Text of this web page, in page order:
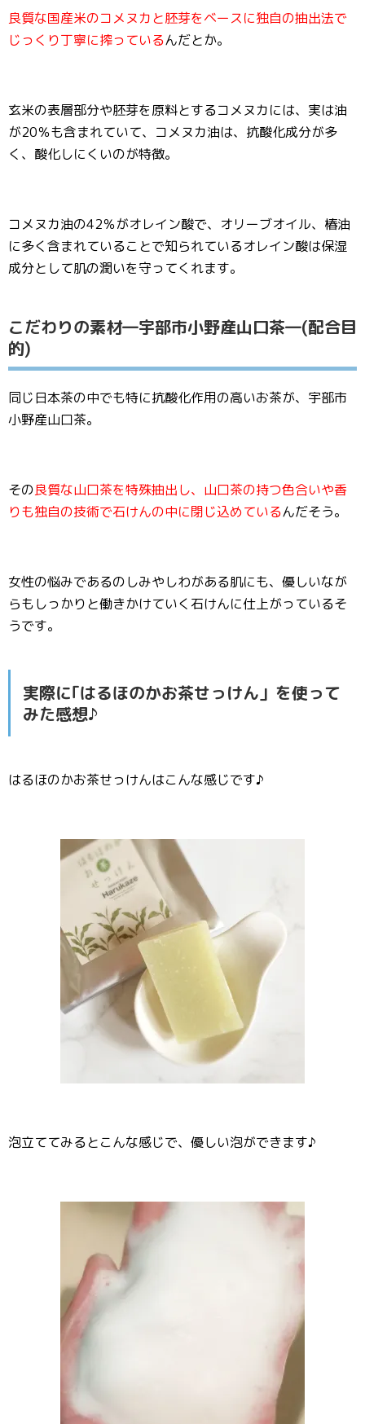
良質な国産米のコメヌカと胚芽をベースに独自の抽出法で
じっくり丁寧に搾っているんだとか。
玄米の表層部分や胚芽を原料とするコメヌカには、実は油
が20％も含まれていて、コメヌカ油は、抗酸化成分が多
く、酸化しにくいのが特徴。
コメヌカ油の42％がオレイン酸で、オリーブオイル、椿油
に多く含まれていることで知られているオレイン酸は保湿
成分として肌の潤いを守ってくれます。
こだわりの素材―宇部市小野産山口茶―(配合目
的)
同じ日本茶の中でも特に抗酸化作用の高いお茶が、宇部市
小野産山口茶。
その良質な山口茶を特殊抽出し、山口茶の持つ色合いや香
りも独自の技術で石けんの中に閉じ込めているんだそう。
女性の悩みであるのしみやしわがある肌にも、優しいなが
らもしっかりと働きかけていく石けんに仕上がっているそ
うです。
実際に｢はるほのかお茶せっけん」を使って
みた感想♪
はるほのかお茶せっけんはこんな感じです♪
泡立ててみるとこんな感じで、優しい泡ができます♪